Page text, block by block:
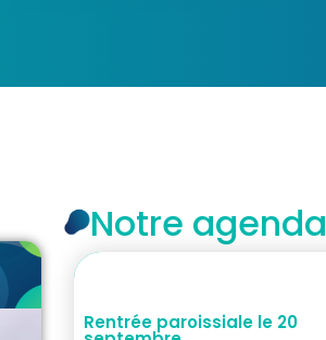
Notre agenda
Rentrée paroissiale le 20